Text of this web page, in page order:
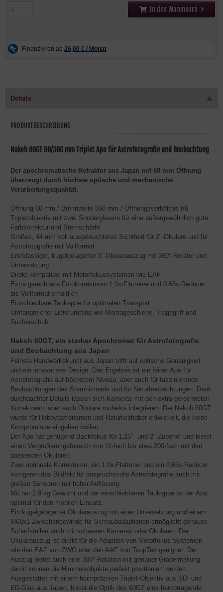
In den Warenkorb
Details
PRODUKTBESCHREIBUNG
Nakoh 60GT 60/360 mm Triplet Apo für Astrofotografie und Beobachtung
Der apochromatische Refraktor aus Japan mit 60 mm Öffnung
überzeugt durch höchste optische und mechanische
Verarbeitungsqualität.
Öffnung 60 mm / Brennweite 360 mm / Öffnungsverhältnis f/6
Tripletobjektiv mit zwei Sondergläsern für eine außergewöhnlich gute
Farbkorrektur und Sternschärfe
Großes, 44 mm voll ausgeleuchtetes Sichtfeld für 2"-Okulare und für
Astrofotografie mit Vollformat
Erstklassiger, kugelgelagerter 3"-Okularauszug mit 360°-Rotator und
Untersetzung
Direkt kompatibel mit Motorfokussystemen wie EAF
Extra gerechnete Fotokorrektoren 1,0x-Flattener und 0,65x-Reducer
bis Vollformat erhältlich
Einschiebbare Taukappe für optimalen Transport
Umfangreicher Lieferumfang wie Montageschiene, Tragegriff und
Sucherschuh
Nakoh 60GT, ein starker Apochromat für Astrofotografie
und Beobachtung aus Japan
Feinste Handwerkskunst aus Japan trifft auf optische Genauigkeit
und ein innovatives Design. Das Ergebnis ist ein feiner Apo für
Astrofotografie auf höchstem Niveau, aber auch für faszinierende
Beobachtungen des Sternhimmels und für Naturbeobachtungen. Dank
durchdachter Details lassen sich Kameras mit den extra gerechneten
Korrektoren, aber auch Okulare mühelos integrieren. Der Nakoh 60GT
wurde für Hobbyastronomen und Naturliebhaber entwickelt, die keine
Kompromisse eingehen wollen.
Der Apo hat genügend Backfokus für 1,25"- und 2"-Zubehör und bietet
einen Vergrößerungsbereich von 11-fach bis etwa 200-fach mit den
passenden Okularen.
Zwei optionale Korrektoren, ein 1,0x-Flattener und ein 0,65x-Reducer
korrigeren das Bildfeld für anspruchsvolle Astrofotografie auch mit
großen Sensoren mit hoher Auflösung.
Mit nur 2,9 kg Gewicht und der einschiebbaren Taukappe ist der Apo
optimal für den mobilen Einsatz.
Ein kugelgelagerter Okularauszug mit einer Untersetzung und einem
M68x1-Zwischengewinde für Schraubadaptionen ermöglicht genaues
Scharfstellen auch mit schweren Kameras oder Okularen. Der
Okularauszug ist direkt für die Adaption von Motorfokus-Systemen
wie den EAF von ZWO oder den AAF von ToupTek geeignet. Der
Auszug bietet auch eine 360°-Rotation mit genauer Gradeinteilung,
damit können die Himmelsobjekte perfekt positioniert werden.
Ausgestattet mit einem hochpräzisen Triplet-Objektiv aus SD- und
ED-Glas aus Japan, bietet die Optik des 60GT eine hervorragende